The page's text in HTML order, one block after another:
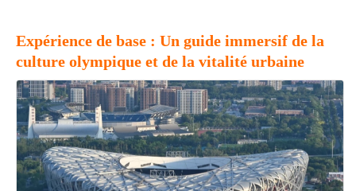
Expérience de base : Un guide immersif de la
culture olympique et de la vitalité urbaine